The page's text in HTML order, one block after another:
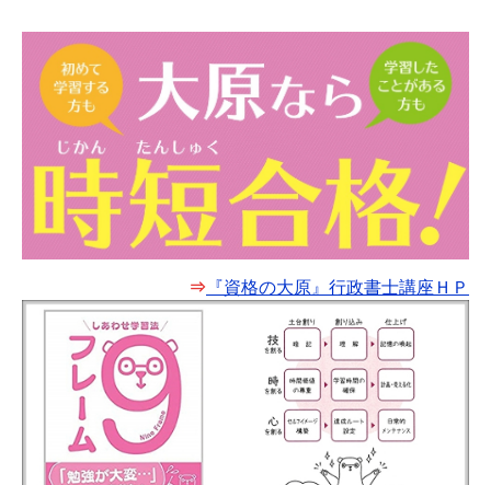
⇒ 『資格の大原』行政書士講座ＨＰ